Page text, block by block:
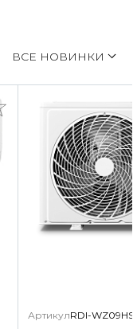
ВСЕ НОВИНКИ
АртикулRDI-